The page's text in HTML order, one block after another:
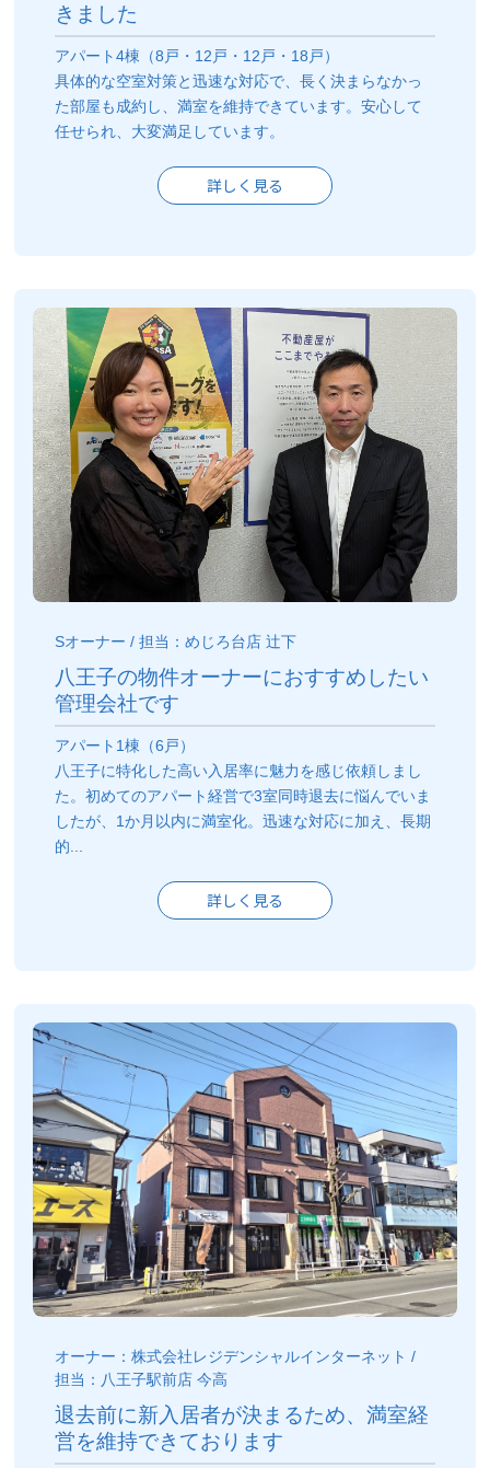
きました
アパート4棟（8戸・12戸・12戸・18戸）
具体的な空室対策と迅速な対応で、長く決まらなかっ
た部屋も成約し、満室を維持できています。安心して
任せられ、大変満足しています。
詳しく見る
Sオーナー / 担当：めじろ台店 辻下
八王子の物件オーナーにおすすめしたい
管理会社です
アパート1棟（6戸）
八王子に特化した高い入居率に魅力を感じ依頼しまし
た。初めてのアパート経営で3室同時退去に悩んでいま
したが、1か月以内に満室化。迅速な対応に加え、長期
的...
詳しく見る
オーナー：株式会社レジデンシャルインターネット /
担当：八王子駅前店 今高
退去前に新入居者が決まるため、満室経
営を維持できております